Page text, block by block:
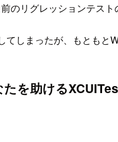
のリグレッションテスト
しまったが、もとも
たを助ける